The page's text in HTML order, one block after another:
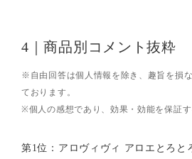
4｜商品別コメント抜粋
※自由回答は個人情報を除き、趣旨を損
ております。
※個人の感想であり、効果・効能を保証す
第1位：アロヴィヴィ アロエとろと